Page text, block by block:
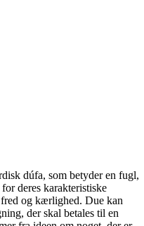
dúfa, som betyder en fugl,
deres karakteristiske
og kærlighed. Due kan
der skal betales til en